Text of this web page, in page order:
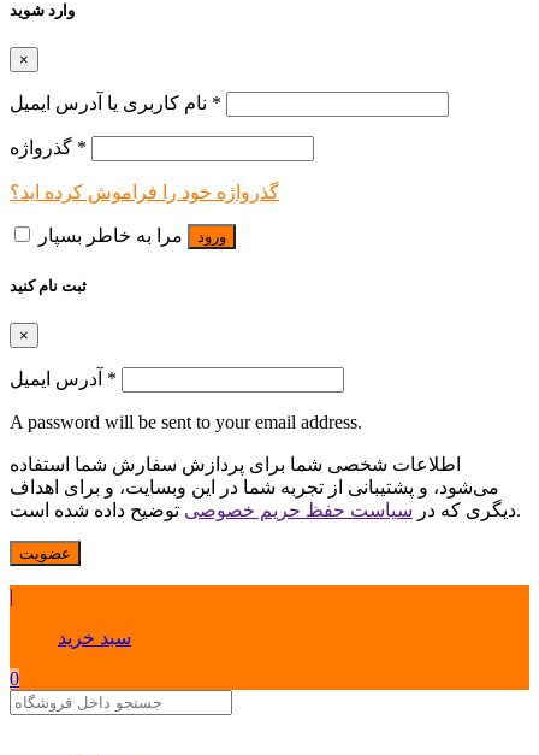
وارد شوید
×
*
*
گذرواژه خود را فراموش کرده اید؟
مرا به خاطر بسپار ورود
ثبت نام کنید
×
*
A password will be sent to your email address.
اطلاعات شخصی شما برای پردازش سفارش شما استفاده
می‌شود، و پشتیبانی از تجربه شما در این وبسایت، و برای اهداف
دیگری که در سیاست حفظ حریم خصوصی توضیح داده شده است.
عضویت
|
سبد خرید
0